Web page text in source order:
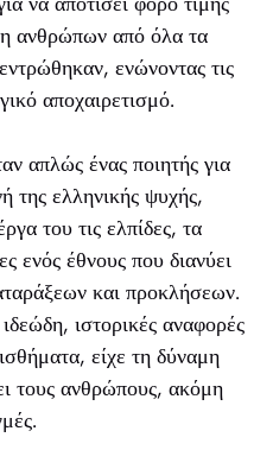
ανθρώπων από όλα τα
ενώνοντας τις
αποχαιρετισμό.
απλώς ένας ποιητής για
της ελληνικής ψυχής,
του τις ελπίδες, τα
ενός έθνους που διανύει
και προκλήσεων.
ιστορικές αναφορές
είχε τη δύναμη
τους ανθρώπους, ακόμη